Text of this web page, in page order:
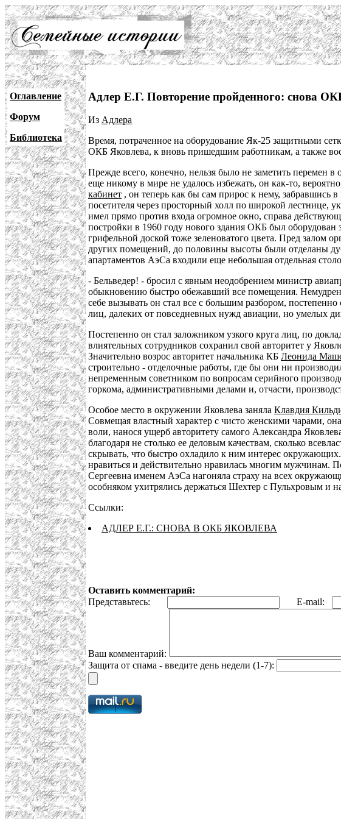
Оглавление
Форум
Библиотека
Адлер Е.Г. Повторение пройденного: снова
Из Адлера
Время, потраченное на оборудование Як-25 защитными
ОКБ Яковлева, к вновь пришедшим работникам, а также
Прежде всего, конечно, нельзя было не заметить перемен
еще никому в мире не удалось избежать, он как-то,
кабинет , он теперь как бы сам прирос к нему, забравшись
посетителя через просторный холл по широкой лестнице,
имел прямо против входа огромное окно, справа
постройки в 1960 году нового здания ОКБ был
грифельной доской тоже зеленоватого цвета. Пред залом
других помещений, до половины высоты были отделаны
апартаментов АэСа входили еще небольшая отдельная
- Бельведер! - бросил с явным неодобрением министр
обыкновению быстро обежавший все помещения.
себе вызывать он стал все с большим разбором,
лиц, далеких от повседневных нужд авиации, но умелых
Постепенно он стал заложником узкого круга лиц, по
влиятельных сотрудников сохранил свой авторитет у
Значительно возрос авторитет начальника КБ Леонида
строительно - отделочные работы, где бы они ни
непременным советником по вопросам серийного
горкома, административными делами и, отчасти,
Особое место в окружении Яковлева заняла Клавдия
Совмещая властный характер с чисто женскими чарами,
воли, нанося ущерб авторитету самого Александра
благодаря не столько ее деловым качествам, сколько
скрывать, что быстро охладило к ним интерес
нравиться и действительно нравилась многим мужчинам.
Сергеевна именем АэСа нагоняла страху на всех
особняком ухитрялись держаться Шехтер с Пульхровым и
Ссылки:
АДЛЕР Е.Г.: СНОВА В ОКБ ЯКОВЛЕВА
Оставить комментарий:
Представьтесь:
E-mail:
Ваш комментарий:
Защита от спама - введите день недели (1-7):